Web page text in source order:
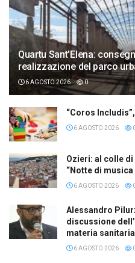
Quartu Sant’Elena:
realizzazione del parco
6 AGOSTO 2026 0
“Coros
6 AGOSTO 2026
Ozieri: al colle
“Notte di musica
6 AGOSTO 2026
Alessandro
discussione
materia
6 AGOSTO 2026